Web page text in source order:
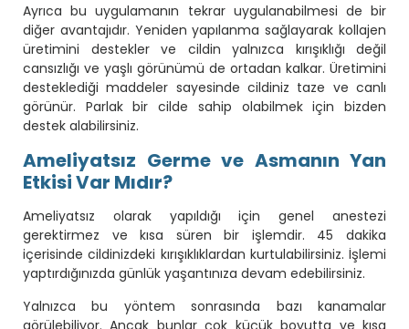
Ayrıca bu uygulamanın tekrar uygulanabilmesi de bir
diğer avantajıdır. Yeniden yapılanma sağlayarak kollajen
üretimini destekler ve cildin yalnızca kırışıklığı değil
cansızlığı ve yaşlı görünümü de ortadan kalkar. Üretimini
desteklediği maddeler sayesinde cildiniz taze ve canlı
görünür. Parlak bir cilde sahip olabilmek için bizden
destek alabilirsiniz.
Ameliyatsız Germe ve Asmanın Yan
Etkisi Var Mıdır?
Ameliyatsız olarak yapıldığı için genel anestezi
gerektirmez ve kısa süren bir işlemdir. 45 dakika
içerisinde cildinizdeki kırışıklıklardan kurtulabilirsiniz. İşlemi
yaptırdığınızda günlük yaşantınıza devam edebilirsiniz.
Yalnızca bu yöntem sonrasında bazı kanamalar
görülebiliyor. Ancak bunlar çok küçük boyutta ve kısa